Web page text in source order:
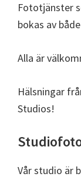
Fototjänster
bokas av
Alla är
Hälsningar
Studios!
Vår studio är